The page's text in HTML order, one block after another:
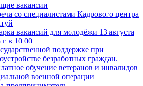
вакансии
со специалистами Кадрового центра
вакансий для молодёжи 13 августа
г в 10.00
поддержке при
безработных граждан.
обучение ветеранов и инвалидов
военной операции